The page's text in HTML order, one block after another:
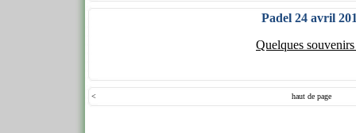
Padel 24 avril
Quelques
< haut de page